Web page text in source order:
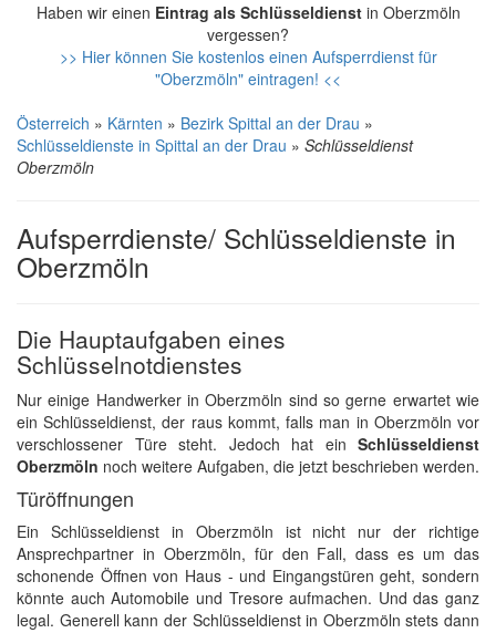
Haben wir einen Eintrag als Schlüsseldienstin Oberzmöln
vergessen?
>> Hier können Sie kostenlos einen Aufsperrdienst für
"Oberzmöln" eintragen! <<
Österreich » Kärnten » Bezirk Spittal an der Drau »
Schlüsseldienste in Spittal an der Drau » Schlüsseldienst
Oberzmöln
Aufsperrdienste/ Schlüsseldienste in
Oberzmöln
Die Hauptaufgaben eines
Schlüsselnotdienstes
Nur einige Handwerker in Oberzmöln sind so gerne erwartet wie
ein Schlüsseldienst, der raus kommt, falls man in Oberzmöln vor
verschlossener Türe steht. Jedoch hat ein Schlüsseldienst
Oberzmöln noch weitere Aufgaben, die jetzt beschrieben werden.
Türöffnungen
Ein Schlüsseldienst in Oberzmöln ist nicht nur der richtige
Ansprechpartner in Oberzmöln, für den Fall, dass es um das
schonende Öffnen von Haus - und Eingangstüren geht, sondern
könnte auch Automobile und Tresore aufmachen. Und das ganz
legal. Generell kann der Schlüsseldienst in Oberzmöln stets dann